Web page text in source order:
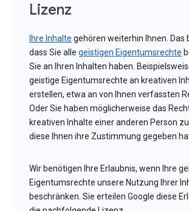
Lizenz
Ihre Inhalte gehören weiterhin Ihnen. Das
dass Sie alle geistigen Eigentumsrechte
Sie an Ihren Inhalten haben.
geistige Eigentumsrechte an kreativen
erstellen, etwa an von Ihnen verfassten
Oder Sie haben möglicherweise das
kreativen Inhalte einer anderen Person
diese Ihnen ihre Zustimmung gegeben
Wir benötigen Ihre Erlaubnis, wenn Ihre
Eigentumsrechte unsere Nutzung Ihrer
beschränken. Sie erteilen Google diese